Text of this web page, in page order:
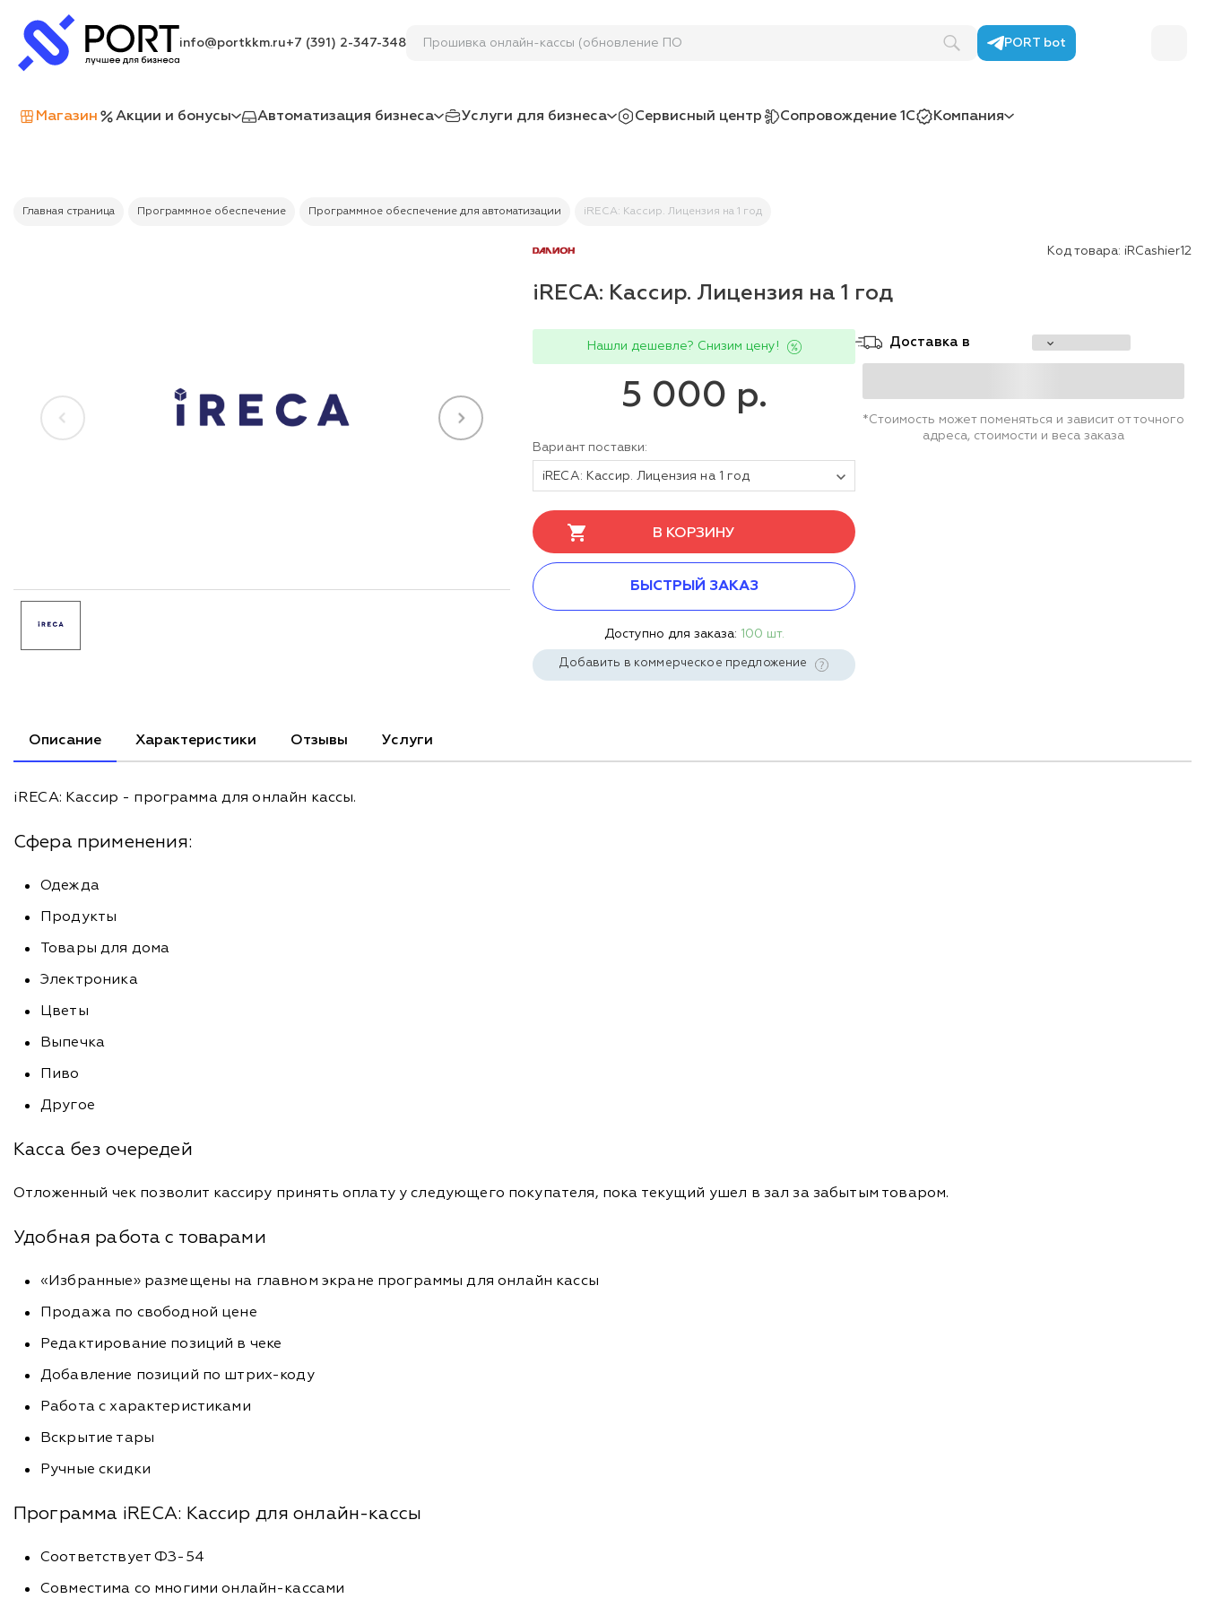
info@portkkm.ru+7 (391) 2-347-348 Прошивка онлайн-кассы (обновление ПО на ККТ) PORT bot
Магазин Акции и бонусы Автоматизация бизнеса Услуги для бизнеса Сервисный центр Сопровождение 1С Компания
Главная страница Программное обеспечение Программное обеспечение для автоматизации iRECA: Кассир. Лицензия на 1 год
Код товара: iRCashier12
iRECA: Кассир. Лицензия на 1 год
Нашли дешевле? Снизим цену!
5 000 р.
Вариант поставки:
iRECA: Кассир. Лицензия на 1 год
В КОРЗИНУ
БЫСТРЫЙ ЗАКАЗ
Доступно для заказа: 100 шт.
Добавить в коммерческое предложение
Доставка в
*Стоимость может поменяться и зависит от точного
адреса, стоимости и веса заказа
Описание Характеристики Отзывы Услуги
iRECA: Кассир - программа для онлайн кассы.
Сфера применения:
Одежда
Продукты
Товары для дома
Электроника
Цветы
Выпечка
Пиво
Другое
Касса без очередей
Отложенный чек позволит кассиру принять оплату у следующего покупателя, пока текущий ушел в зал за забытым товаром.
Удобная работа с товарами
«Избранные» размещены на главном экране программы для онлайн кассы
Продажа по свободной цене
Редактирование позиций в чеке
Добавление позиций по штрих-коду
Работа с характеристиками
Вскрытие тары
Ручные скидки
Программа iRECA: Кассир для онлайн-кассы
Соответствует ФЗ-54
Совместима со многими онлайн-кассами